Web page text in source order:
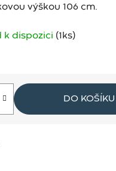
výškou 106 cm.
k dispozici (1 ks)
DO KOŠÍKU